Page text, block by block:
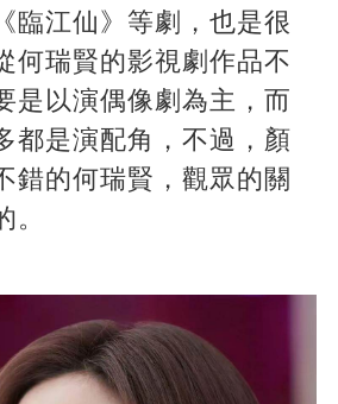
臨江仙》等劇，也是很
何瑞賢的影視劇作品不
是以演偶像劇為主，而
都是演配角，不過，顏
錯的何瑞賢，觀眾的關